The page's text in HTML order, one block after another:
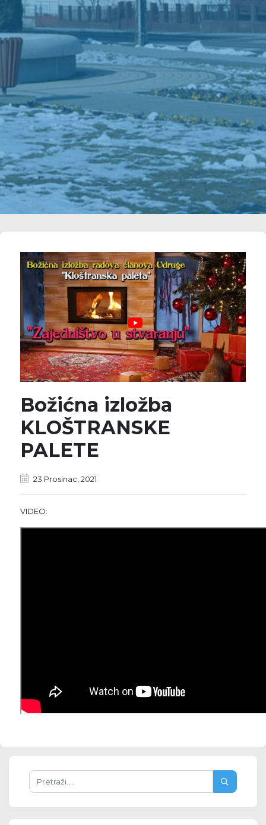
Božićna izložba
KLOŠTRANSKE
PALETE
23 Prosinac, 2021
VIDEO: